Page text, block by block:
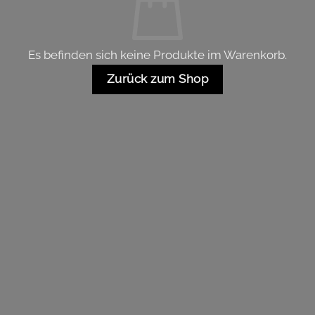
Es befinden sich keine Produkte im Warenkorb.
Zurück zum Shop